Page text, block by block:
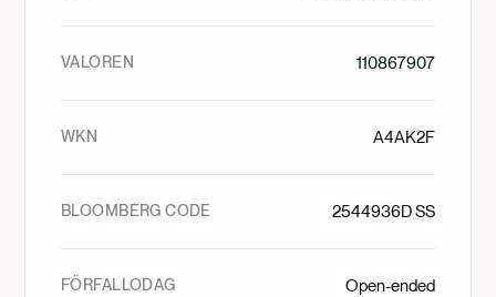
VALOREN 110867907
WKN A4AK2F
BLOOMBERG CODE 2544936D SS
FÖRFALLODAG Open-ended